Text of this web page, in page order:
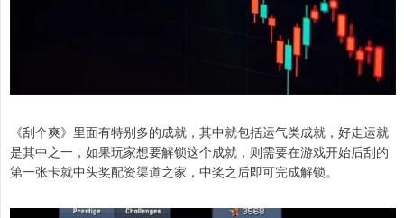
《刮个爽》里面有特别多的成就，其中就包括运气类成就，好走运就
是其中之一，如果玩家想要解锁这个成就，则需要在游戏开始后刮的
第一张卡就中头奖配资渠道之家，中奖之后即可完成解锁。